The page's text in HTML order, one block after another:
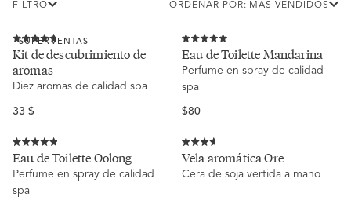
FILTRO ORDENAR POR: MÁS VENDIDOS
SUPERVENTAS
Calificado
4.8
de
5
estrellas
Kit de descubrimiento de
aromas
Diez aromas de calidad spa
Precio
33 $
Calificado
5.0
de
estrellas
Eau de Toilette Mandarina
Perfume en spray de calidad
spa
Regular
$80
Calificado
4.9
de
estrellas
Eau de Toilette Oolong
Perfume en spray de calidad
spa
Calificado
3.7
de
Vela aromática Ore
Cera de soja vertida a mano